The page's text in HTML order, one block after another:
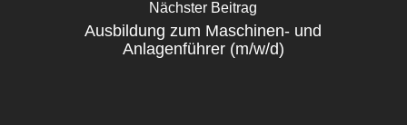
Nächster Beitrag
Ausbildung zum Maschinen- und
Anlagenführer (m/w/d)